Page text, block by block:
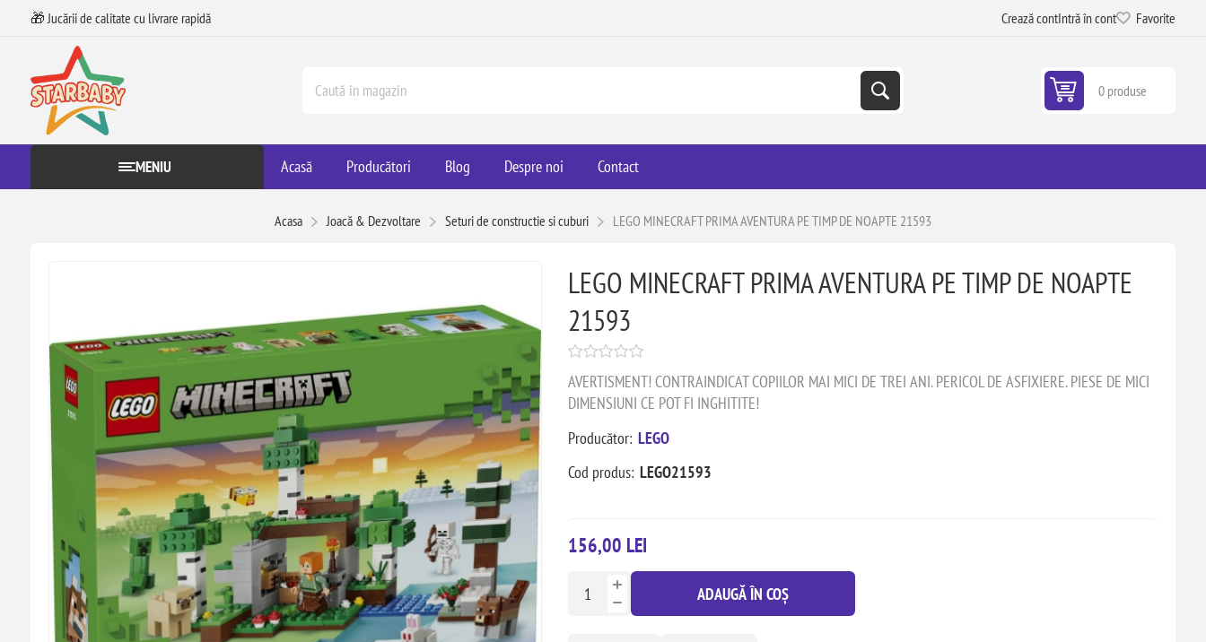
🎁 Jucării de calitate cu livrare rapidă Crează contIntră în cont Favorite
0 produse
MENIU Acasă Producători Blog Despre noi Contact
Acasa Joacă & Dezvoltare Seturi de constructie si cuburi LEGO MINECRAFT PRIMA AVENTURA PE TIMP DE NOAPTE 21593
LEGO MINECRAFT PRIMA AVENTURA PE TIMP DE NOAPTE
21593
AVERTISMENT! CONTRAINDICAT COPIILOR MAI MICI DE TREI ANI. PERICOL DE ASFIXIERE. PIESE DE MICI
DIMENSIUNI CE POT FI INGHITITE!
Producător: LEGO
Cod produs: LEGO21593
156,00 LEI
ADAUGĂ ÎN COȘ